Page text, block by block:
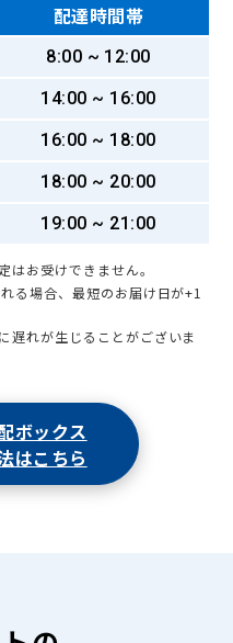
配達時間帯
8:00 ~ 12:00
14:00 ~ 16:00
16:00 ~ 18:00
18:00 ~ 20:00
19:00 ~ 21:00
お受けできません。
る場合、最短のお届け日が+1
遅れが生じることがございま
ボックス
はこちら